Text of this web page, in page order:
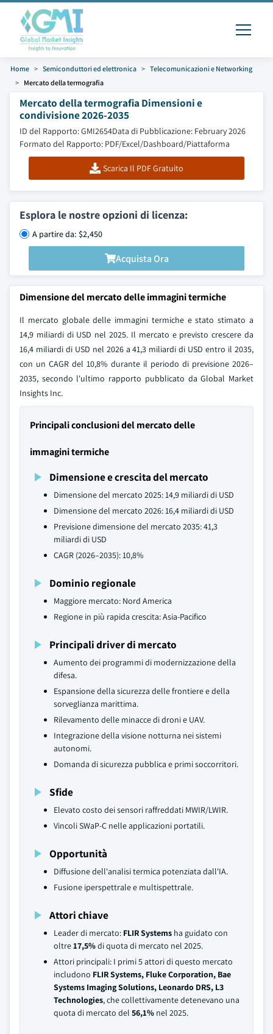
Home Semiconduttori ed elettronica
Telecomunicazioni e Networking
Mercato della termografia
Mercato della termografia Dimensioni e
condivisione 2026-2035
ID del Rapporto: GMI2654Data di Pubblicazione: February 2026
Formato del Rapporto: PDF/Excel/Dashboard/Piattaforma
Scarica Il PDF Gratuito
Esplora le nostre opzioni di licenza:
A partire da: $2,450
Acquista Ora
Dimensione del mercato delle immagini termiche
Il mercato globale delle immagini termiche e stato stimato a
14,9 miliardi di USD nel 2025. Il mercato e previsto crescere da
16,4 miliardi di USD nel 2026 a 41,3 miliardi di USD entro il 2035,
con un CAGR del 10,8% durante il periodo di previsione 2026–
2035, secondo l'ultimo rapporto pubblicato da Global Market
Insights Inc.
Principali conclusioni del mercato delle
immagini termiche
Dimensione e crescita del mercato
Dimensione del mercato 2025: 14,9 miliardi di USD
Dimensione del mercato 2026: 16,4 miliardi di USD
Previsione dimensione del mercato 2035: 41,3
miliardi di USD
CAGR (2026–2035): 10,8%
Dominio regionale
Maggiore mercato: Nord America
Regione in più rapida crescita: Asia-Pacifico
Principali driver di mercato
Aumento dei programmi di modernizzazione della
difesa.
Espansione della sicurezza delle frontiere e della
sorveglianza marittima.
Rilevamento delle minacce di droni e UAV.
Integrazione della visione notturna nei sistemi
autonomi.
Domanda di sicurezza pubblica e primi soccorritori.
Sfide
Elevato costo dei sensori raffreddati MWIR/LWIR.
Vincoli SWaP-C nelle applicazioni portatili.
Opportunità
Diffusione dell'analisi termica potenziata dall'IA.
Fusione iperspettrale e multispettrale.
Attori chiave
Leader di mercato: FLIR Systems ha guidato con
oltre17,5%di quota di mercato nel 2025.
Attori principali: I primi 5 attori di questo mercato
includono FLIR Systems, Fluke Corporation, Bae
Systems Imaging Solutions, Leonardo DRS, L3
Technologies, che collettivamente detenevano una
quota di mercato del 56,1% nel 2025.